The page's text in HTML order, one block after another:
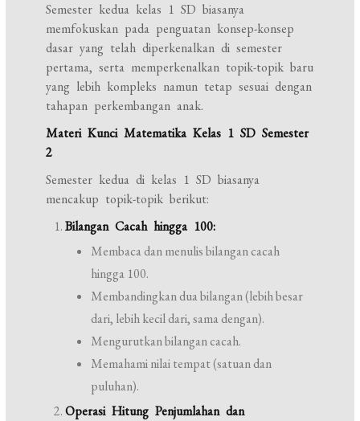
Semester kedua kelas 1 SD biasanya
memfokuskan pada penguatan konsep-konsep
dasar yang telah diperkenalkan di semester
pertama, serta memperkenalkan topik-topik baru
yang lebih kompleks namun tetap sesuai dengan
tahapan perkembangan anak.
Materi Kunci Matematika Kelas 1 SD Semester
2
Semester kedua di kelas 1 SD biasanya
mencakup topik-topik berikut:
Bilangan Cacah hingga 100:
Membaca dan menulis bilangan cacah
hingga 100.
Membandingkan dua bilangan (lebih besar
dari, lebih kecil dari, sama dengan).
Mengurutkan bilangan cacah.
Memahami nilai tempat (satuan dan
puluhan).
Operasi Hitung Penjumlahan dan